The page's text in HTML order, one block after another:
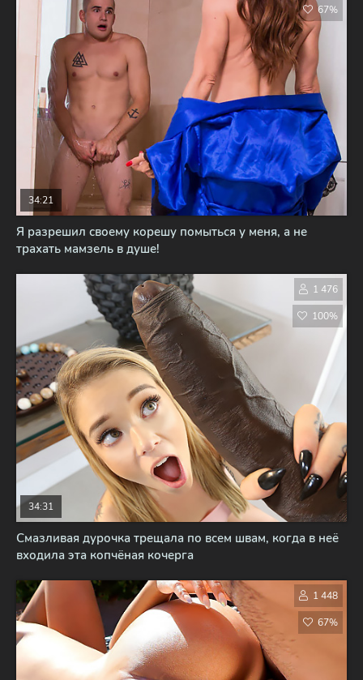
Я разрешил своему корешу помыться у меня, а не
трахать мамзель в душе!
34:21
67%
Смазливая дурочка трещала по всем швам, когда в неё
входила эта копчёная кочерга
34:31
1 476
100%
1 448
67%